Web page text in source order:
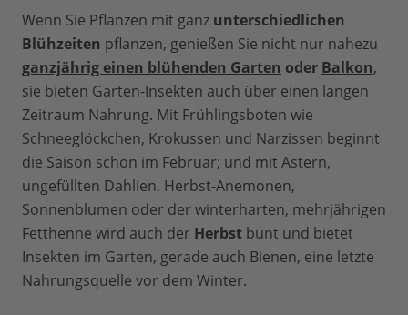
Wenn Sie Pflanzen mit ganz unterschiedlichen
Blühzeiten pflanzen, genießen Sie nicht nur nahezu
ganzjährig einen blühenden Garten oder Balkon,
sie bieten Garten-Insekten auch über einen langen
Zeitraum Nahrung. Mit Frühlingsboten wie
Schneeglöckchen, Krokussen und Narzissen beginnt
die Saison schon im Februar; und mit Astern,
ungefüllten Dahlien, Herbst-Anemonen,
Sonnenblumen oder der winterharten, mehrjährigen
Fetthenne wird auch der Herbst bunt und bietet
Insekten im Garten, gerade auch Bienen, eine letzte
Nahrungsquelle vor dem Winter.